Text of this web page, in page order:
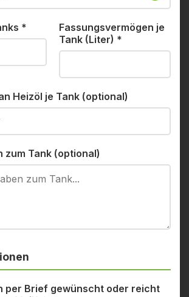
*
Fassungsvermögen je
Tank (Liter) *
Heizöl je Tank (optional)
zum Tank (optional)
per Brief gewünscht oder reicht